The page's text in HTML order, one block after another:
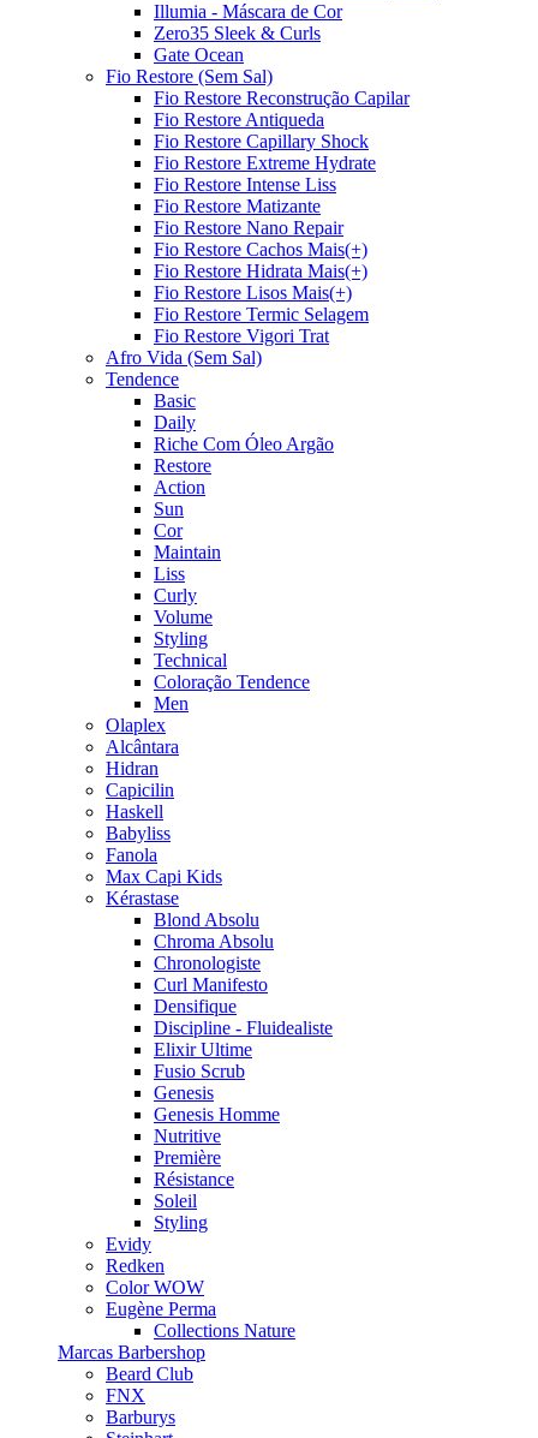
Illumia - Máscara de Cor
Zero35 Sleek & Curls
Gate Ocean
Fio Restore (Sem Sal)
Fio Restore Reconstrução Capilar
Fio Restore Antiqueda
Fio Restore Capillary Shock
Fio Restore Extreme Hydrate
Fio Restore Intense Liss
Fio Restore Matizante
Fio Restore Nano Repair
Fio Restore Cachos Mais(+)
Fio Restore Hidrata Mais(+)
Fio Restore Lisos Mais(+)
Fio Restore Termic Selagem
Fio Restore Vigori Trat
Afro Vida (Sem Sal)
Tendence
Basic
Daily
Riche Com Óleo Argão
Restore
Action
Sun
Cor
Maintain
Liss
Curly
Volume
Styling
Technical
Coloração Tendence
Men
Olaplex
Alcântara
Hidran
Capicilin
Haskell
Babyliss
Fanola
Max Capi Kids
Kérastase
Blond Absolu
Chroma Absolu
Chronologiste
Curl Manifesto
Densifique
Discipline - Fluidealiste
Elixir Ultime
Fusio Scrub
Genesis
Genesis Homme
Nutritive
Première
Résistance
Soleil
Styling
Evidy
Redken
Color WOW
Eugène Perma
Collections Nature
Marcas Barbershop
Beard Club
FNX
Barburys